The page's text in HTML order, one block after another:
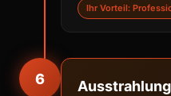
Ihr Vorteil:
6